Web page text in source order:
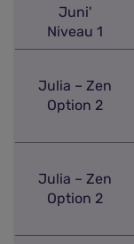
Juni'
Niveau 1
Julia – Zen
Option 2
Julia – Zen
Option 2